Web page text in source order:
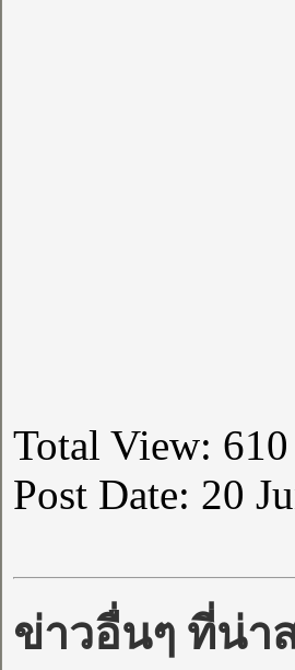
Total View: 610
Post Date: 20
ข่าวอื่นๆ ที่น่า